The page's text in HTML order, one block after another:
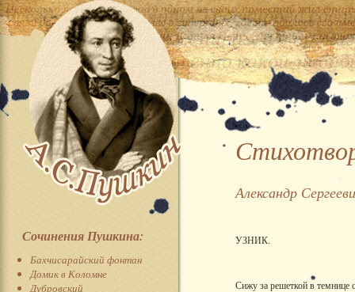
Сочинения Пушкина:
Бахчисарайский фонтан
Домик в Коломне
Дубровский
Александр
УЗНИК.
Сижу за решеткой в темнице